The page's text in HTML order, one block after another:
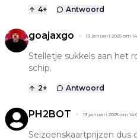
4+ Antwoord
goajaxgo 13 januari 2025 om
Stelletje sukkels aan het
schip.
2+ Antwoord
PH2BOT 13 januari 2025 om
Seizoenskaartprijzen